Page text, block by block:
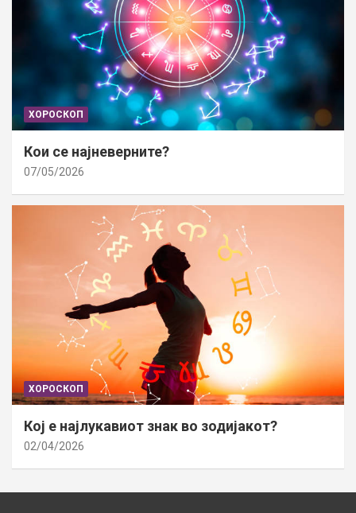
ХОРОСКОП
Кои се најневерните?
07/05/2026
ХОРОСКОП
Кој е најлукавиот знак во зодијакот?
02/04/2026